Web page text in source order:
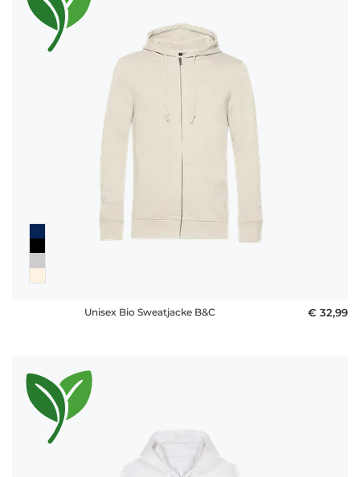
Häufige
Fragen
Unisex Bio Sweatjacke B&C € 32,99